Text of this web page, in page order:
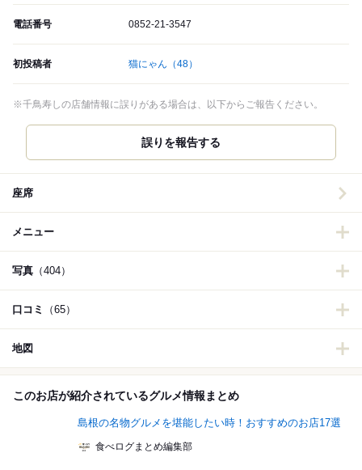
電話番号 0852-21-3547
初投稿者 猫にゃん （48）
※千鳥寿しの店舗情報に誤りがある場合は、以下からご報告ください。
誤りを報告する
座席
メニュー
写真 （404）
口コミ （65）
地図
このお店が紹介されているグルメ情報まとめ
島根の名物グルメを堪能したい時！おすすめのお店17選
食べログまとめ編集部